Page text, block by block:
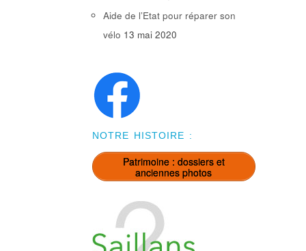
Aide de l’Etat pour réparer son
vélo 13 mai 2020
NOTRE HISTOIRE :
Patrimoine : dossiers et
anciennes photos